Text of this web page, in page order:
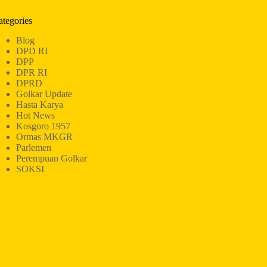
Blog
DPD RI
DPP
DPR RI
DPRD
Golkar Update
Hasta Karya
Hot News
Kosgoro 1957
Ormas MKGR
Parlemen
Perempuan Golkar
SOKSI